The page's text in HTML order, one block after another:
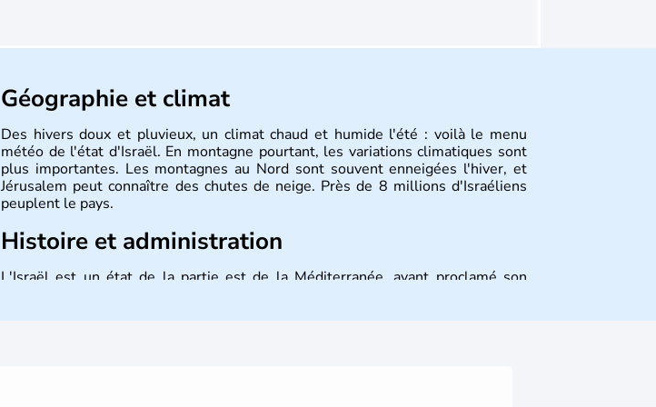
Géographie et climat
Des hivers doux et pluvieux, un climat chaud et humide l'été : voilà le menu
météo de l'état d'Israël. En montagne pourtant, les variations climatiques sont
plus importantes. Les montagnes au Nord sont souvent enneigées l'hiver, et
Jérusalem peut connaître des chutes de neige. Près de 8 millions d'Israéliens
peuplent le pays.
Histoire et administration
L'Israël est un état de la partie est de la Méditerranée, ayant proclamé son